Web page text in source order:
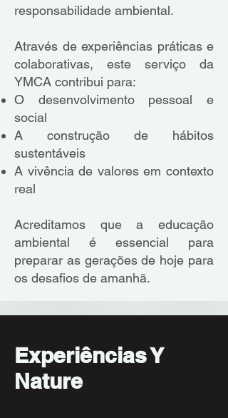
responsabilidade ambiental.
Através de experiências práticas e
colaborativas, este serviço da
YMCA contribui para:
O desenvolvimento pessoal e
social
A construção de hábitos
sustentáveis
A vivência de valores em contexto
real
Acreditamos que a educação
ambiental é essencial para
preparar as gerações de hoje para
os desafios de amanhã.
Experiências Y
Nature